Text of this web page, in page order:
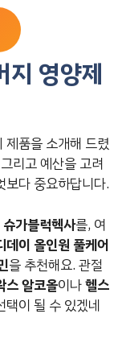
영양제
품을 소개해 드렸
리고 예산을 고려
보다 중요하답니다.
가블럭헥사를, 여
데이 올인원 풀케어
을 추천해요. 관절
스 알코올이나헬스
택이 될 수 있겠네